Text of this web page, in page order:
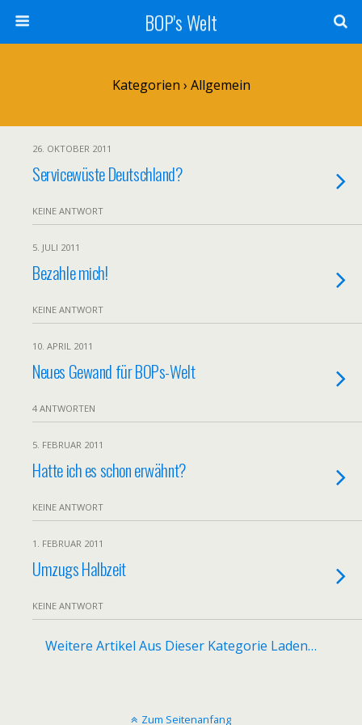
BOP's Welt
Kategorien › Allgemein
26. OKTOBER 2011
Servicewüste Deutschland?
KEINE ANTWORT
5. JULI 2011
Bezahle mich!
KEINE ANTWORT
10. APRIL 2011
Neues Gewand für BOPs-Welt
4 ANTWORTEN
5. FEBRUAR 2011
Hatte ich es schon erwähnt?
KEINE ANTWORT
1. FEBRUAR 2011
Umzugs Halbzeit
KEINE ANTWORT
Weitere Artikel Aus Dieser Kategorie Laden…
Zum Seitenanfang